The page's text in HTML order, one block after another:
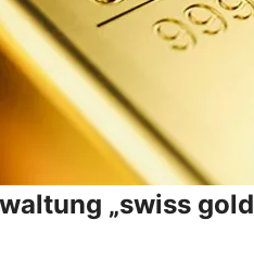
„swiss gold